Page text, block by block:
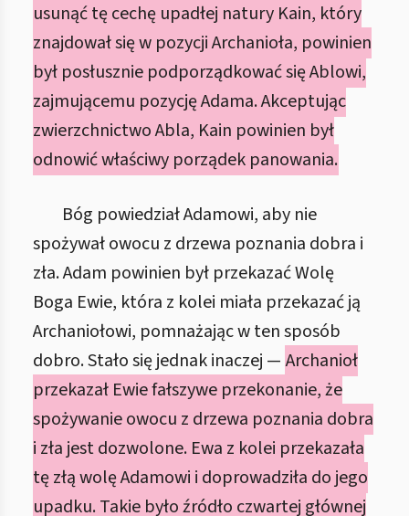
usunąć tę cechę upadłej natury Kain, który
znajdował się w pozycji Archanioła, powinien
był posłusznie podporządkować się Ablowi,
zajmującemu pozycję Adama. Akceptując
zwierzchnictwo Abla, Kain powinien był
odnowić właściwy porządek panowania.
Bóg powiedział Adamowi, aby nie
spożywał owocu z drzewa poznania dobra i
zła. Adam powinien był przekazać Wolę
Boga Ewie, która z kolei miała przekazać ją
Archaniołowi, pomnażając w ten sposób
dobro. Stało się jednak inaczej — Archanioł
przekazał Ewie fałszywe przekonanie, że
spożywanie owocu z drzewa poznania dobra
i zła jest dozwolone. Ewa z kolei przekazała
tę złą wolę Adamowi i doprowadziła do jego
upadku. Takie było źródło czwartej głównej